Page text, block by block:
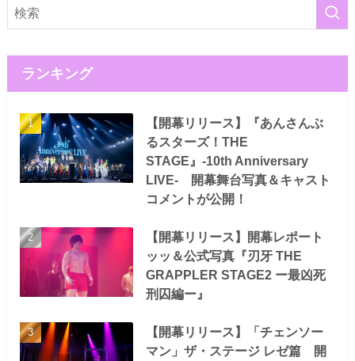
ランキング
【開幕リリース】『あんさんぶ
るスターズ！THE
STAGE』-10th Anniversary
LIVE- 開幕舞台写真＆キャスト
コメントが公開！
【開幕リリース】開幕レポート
ッッ＆公式写真『刃牙 THE
GRAPPLER STAGE2 ー最凶死
刑囚編ー』
【開幕リリース】「チェンソー
マン」ザ・ステージ レゼ篇 開